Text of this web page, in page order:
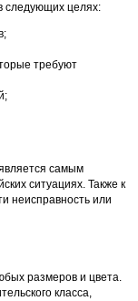
следующих целях:
требуют
самым
ситуациях. Также к
неисправность или
размеров и цвета.
класса,